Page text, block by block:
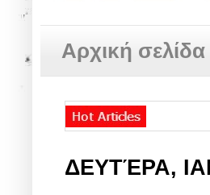
Αρχική σελίδα
ΔΕΥΤΈΡΑ,